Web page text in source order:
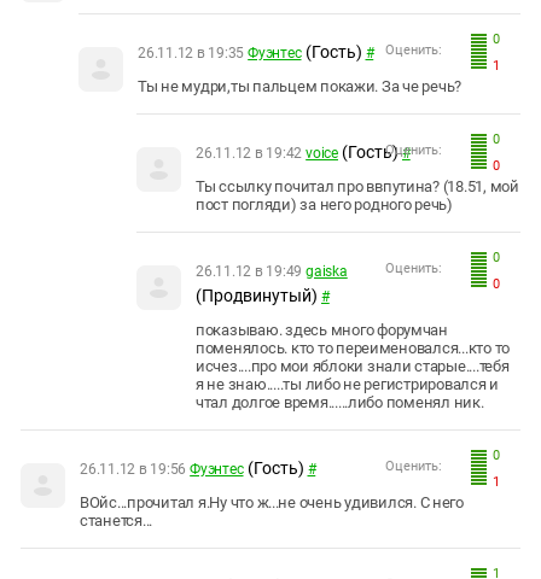
0
1
Оценить:
26.11.12 в 19:35 Фуэнтес (Гость) #
Ты не мудри,ты пальцем покажи. За че речь?
0
0
Оценить:
26.11.12 в 19:42 voice (Гость) #
Ты ссылку почитал про ввпутина? (18.51, мой
пост погляди) за него родного речь)
0
0
Оценить:
26.11.12 в 19:49 gaiska
(Продвинутый) #
показываю. здесь много форумчан
поменялось. кто то переименовался...кто то
исчез....про мои яблоки знали старые....тебя
я не знаю.....ты либо не регистрировался и
чтал долгое время......либо поменял ник.
0
1
Оценить:
26.11.12 в 19:56 Фуэнтес (Гость) #
ВОйс...прочитал я.Ну что ж...не очень удивился. С него
станется...
1